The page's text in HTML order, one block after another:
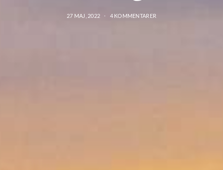
27 MAJ, 2022 4 KOMMENTARER